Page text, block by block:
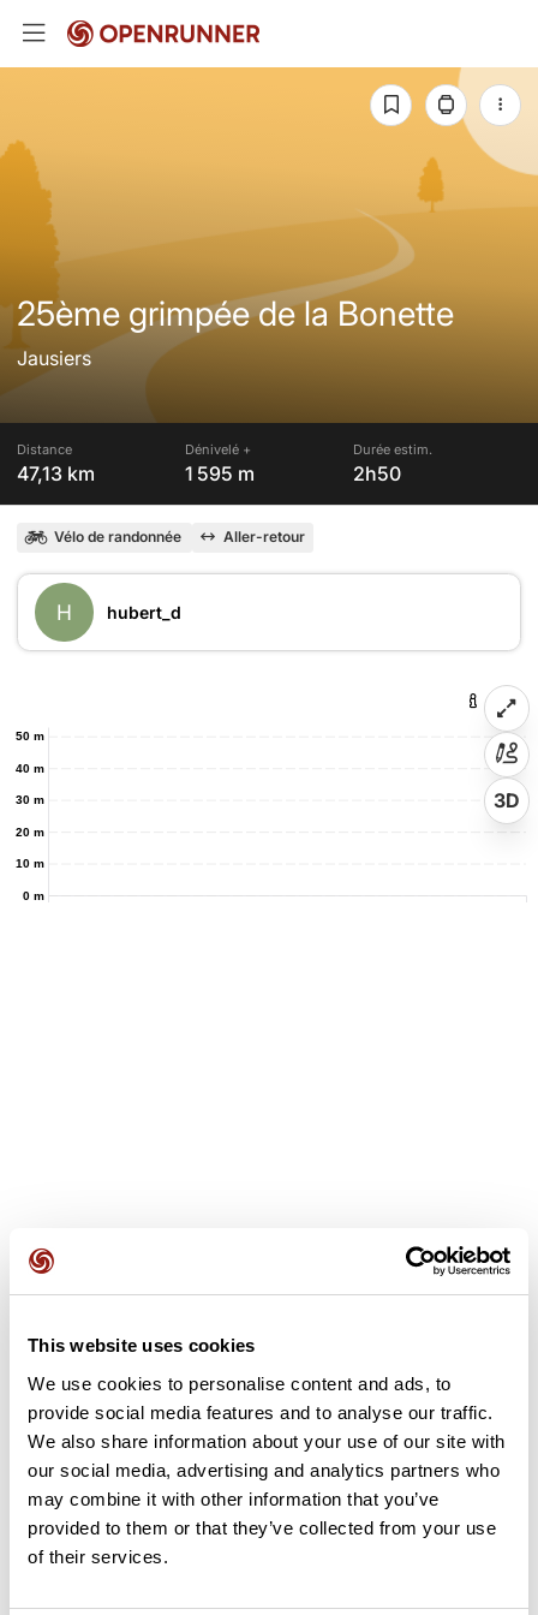
This website uses cookies
We use cookies to personalise content and ads, to
provide social media features and to analyse our traffic.
We also share information about your use of our site with
our social media, advertising and analytics partners who
may combine it with other information that you’ve
provided to them or that they’ve collected from your use
of their services.
25ème grimpée de la Bonette
Jausiers
Distance
47,13 km
Dénivelé +
1 595 m
Durée estim.
2h50
Vélo de randonnée Aller-retour
H hubert_d
0 m
10 m
20 m
30 m
40 m
50 m
3D
Ajouter un avis
Découvrez ce parcours de vélo de 47,1 km à proximité de